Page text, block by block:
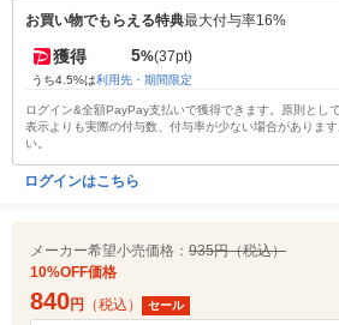
お買い物でもらえる特典最大付与率16%
獲得 5%(37pt)
うち4.5%は利用先・期間限定
ログイン&全額PayPay支払いで獲得できます。原則とし
表示よりも実際の付与数、付与率が少ない場合がありま
い。
ログインはこちら
メーカー希望小売価格： 935円（税込）
10%OFF価格
840円 （税込） セール